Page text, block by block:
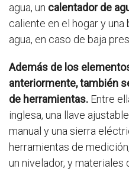
agua, un calentador de
caliente en el hogar y
agua, en caso de baja
Además de los
anteriormente, también
de herramientas. Entre
inglesa, una llave
manual y una sierra
herramientas de
un nivelador, y